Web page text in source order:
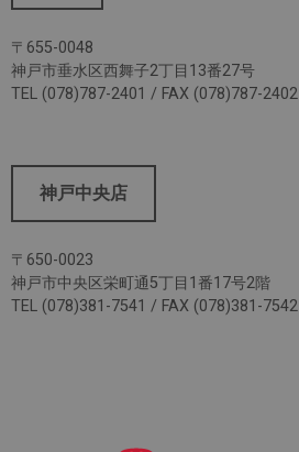
〒655-0048
神戸市垂水区西舞子2丁目13番27号
TEL (078)787-2401 / FAX (078)787-2402
神戸中央店
〒650-0023
神戸市中央区栄町通5丁目1番17号2階
TEL (078)381-7541 / FAX (078)381-7542